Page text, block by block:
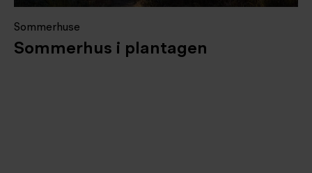
Sommerhuse
Sommerhus i plantagen